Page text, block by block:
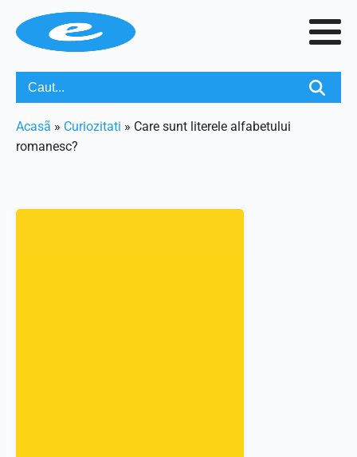
Acasã » Curiozitati » Care sunt literele alfabetului
romanesc?